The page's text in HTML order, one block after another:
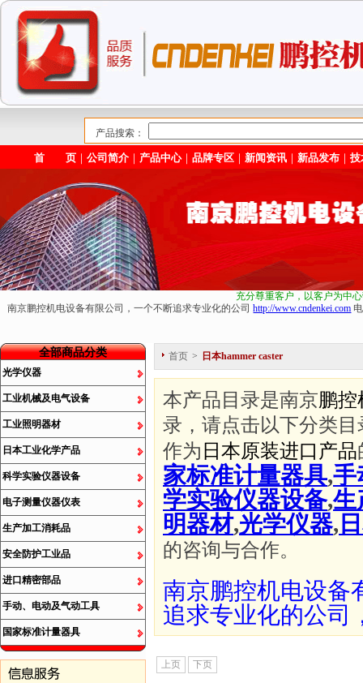
产品搜索：
首 页 ｜公司简介 ｜ 产品中心｜品牌专区 ｜新闻资讯 ｜新品发布 ｜技
充分尊重客户，以客户为中
南京鹏控机电设备有限公司，一个不断追求专业化的公司http://www.cndenkei.com
全部商品分类
光学仪器
工业机械及电气设备
工业照明器材
日本工业化学产品
科学实验仪器设备
电子测量仪器仪表
生产加工消耗品
安全防护工业品
进口精密部品
手动、电动及气动工具
国家标准计量器具
首页 > 日本hammer caster
本产品目录是南京鹏
录，请点击以下分类
作为 日本原装进口产品
家标准计量器具,手
学实验仪器设备,生
明器材,光学仪器,
的咨询与合作。
南京鹏控机电设备
追求专业化的公司
上页 下页